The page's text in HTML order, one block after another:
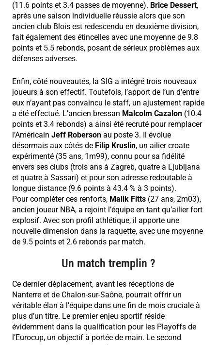
(11.6 points et 3.4 passes de moyenne). Brice Dessert,
après une saison individuelle réussie alors que son
ancien club Blois est redescendu en deuxième division,
fait également des étincelles avec une moyenne de 9.8
points et 5.5 rebonds, posant de sérieux problèmes aux
défenses adverses.
Enfin, côté nouveautés, la SIG a intégré trois nouveaux
joueurs à son effectif. Toutefois, l’apport de l’un d’entre
eux n’ayant pas convaincu le staff, un ajustement rapide
a été effectué. L’ancien bressan Malcolm Cazalon (10.4
points et 3.4 rebonds) a ainsi été recruté pour remplacer
l’Américain Jeff Roberson au poste 3. Il évolue
désormais aux côtés de Filip Kruslin, un ailier croate
expérimenté (35 ans, 1m99), connu pour sa fidélité
envers ses clubs (trois ans à Zagreb, quatre à Ljubljana
et quatre à Sassari) et pour son adresse redoutable à
longue distance (9.6 points à 43.4 % à 3 points).
Pour compléter ces renforts, Malik Fitts (27 ans, 2m03),
ancien joueur NBA, a rejoint l’équipe en tant qu’ailier fort
explosif. Avec son profil athlétique, il apporte une
nouvelle dimension dans la raquette, avec une moyenne
de 9.5 points et 2.6 rebonds par match.
Un match tremplin ?
Ce dernier déplacement, avant les réceptions de
Nanterre et de Chalon-sur-Saône, pourrait offrir un
véritable élan à l’équipe dans une fin de mois cruciale à
plus d’un titre. Le premier enjeu sportif réside
évidemment dans la qualification pour les Playoffs de
l’Eurocup, un objectif à portée de main. Le second